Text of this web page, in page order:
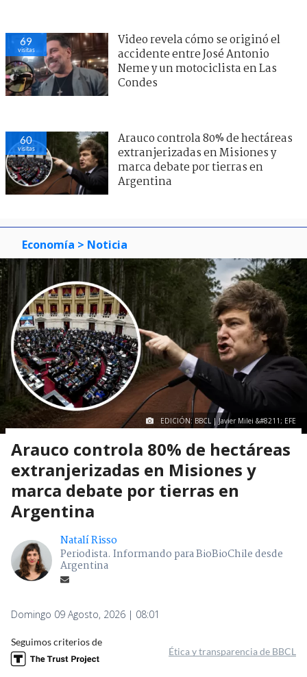
69
visitas
Video revela cómo se originó el
accidente entre José Antonio
Neme y un motociclista en Las
Condes
60
visitas
Arauco controla 80% de hectáreas
extranjerizadas en Misiones y
marca debate por tierras en
Argentina
Economía > Noticia
EDICIÓN: BBCL | Javier Milei &#8211; EFE
Arauco controla 80% de hectáreas
extranjerizadas en Misiones y
marca debate por tierras en
Argentina
Natalí Risso
Periodista. Informando para BioBioChile desde
Argentina
Domingo 09 Agosto, 2026 | 08:01
Seguimos criterios de
Ética y transparencia de BBCL